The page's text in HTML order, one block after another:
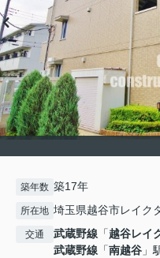
築年数 築17年
所在地 埼玉県越谷市レイク
交通 武蔵野線 「越谷レイ
武蔵野線 「南越谷 」